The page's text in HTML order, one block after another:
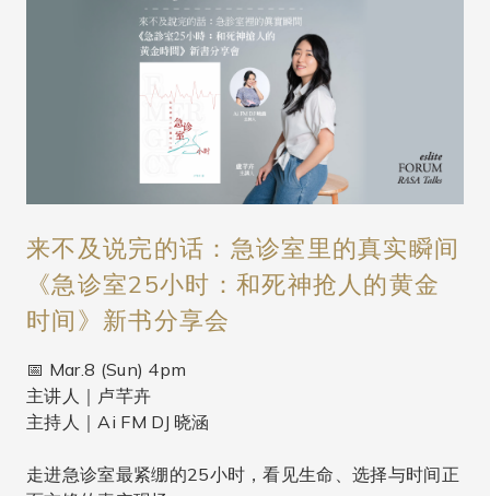
来不及说完的话：急诊室里的真实瞬间
《急诊室25小时：和死神抢人的黄金
时间》新书分享会
📅 Mar.8 (Sun) 4pm
主讲人｜卢芊卉
主持人｜Ai FM DJ 晓涵
走进急诊室最紧绷的25小时，看见生命、选择与时间正